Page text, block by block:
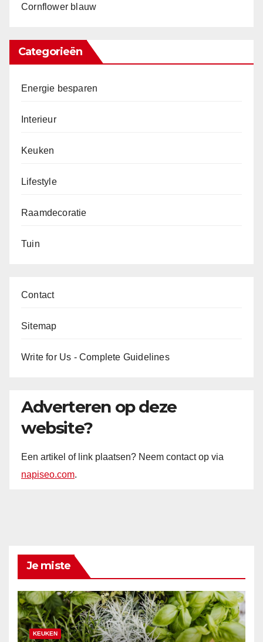
Cornflower blauw
Categorieën
Energie besparen
Interieur
Keuken
Lifestyle
Raamdecoratie
Tuin
Contact
Sitemap
Write for Us - Complete Guidelines
Adverteren op deze
website?
Een artikel of link plaatsen? Neem contact op via
napiseo.com.
Je miste
KEUKEN